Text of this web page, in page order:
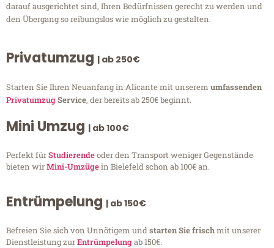
darauf ausgerichtet sind, Ihren Bedürfnissen gerecht zu werden und
den Übergang so reibungslos wie möglich zu gestalten.
Privatumzug | ab 250€
Starten Sie Ihren Neuanfang in Alicante mit unserem umfassenden
PrivatumzugService, der bereits ab 250€ beginnt.
Mini Umzug | ab 100€
Perfekt fürStudierendeoder den Transport weniger Gegenstände
bieten wirMini-Umzügein Bielefeld schon ab 100€ an.
Entrümpelung | ab 150€
Befreien Sie sich von Unnötigem undstarten Sie frischmit unserer
Dienstleistung zurEntrümpelungab 150€.